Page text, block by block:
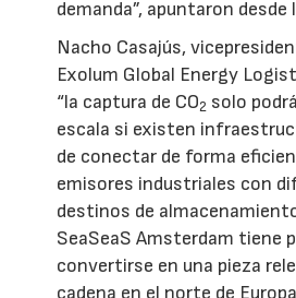
demanda”, apuntaron desde
Nacho Casajús,
Exolum Global Energy
“la captura de CO2 solo
escala si existen
de conectar de forma
emisores industriales con
destinos de
SeaSeaS Amsterdam tiene
convertirse en una pieza
cadena en el norte de